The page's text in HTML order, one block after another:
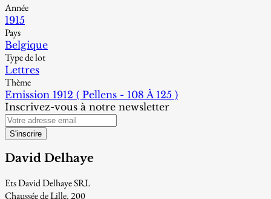
Année
1915
Pays
Belgique
Type de lot
Lettres
Thème
Emission 1912 ( Pellens - 108 À 125 )
Inscrivez-vous à notre newsletter
S'inscrire
David Delhaye
Ets David Delhaye SRL
Chaussée de Lille, 200